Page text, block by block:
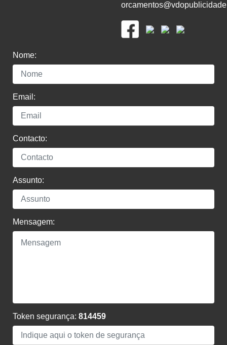
Nome:
Email:
Contacto:
Assunto:
Mensagem:
Token segurança: 814459